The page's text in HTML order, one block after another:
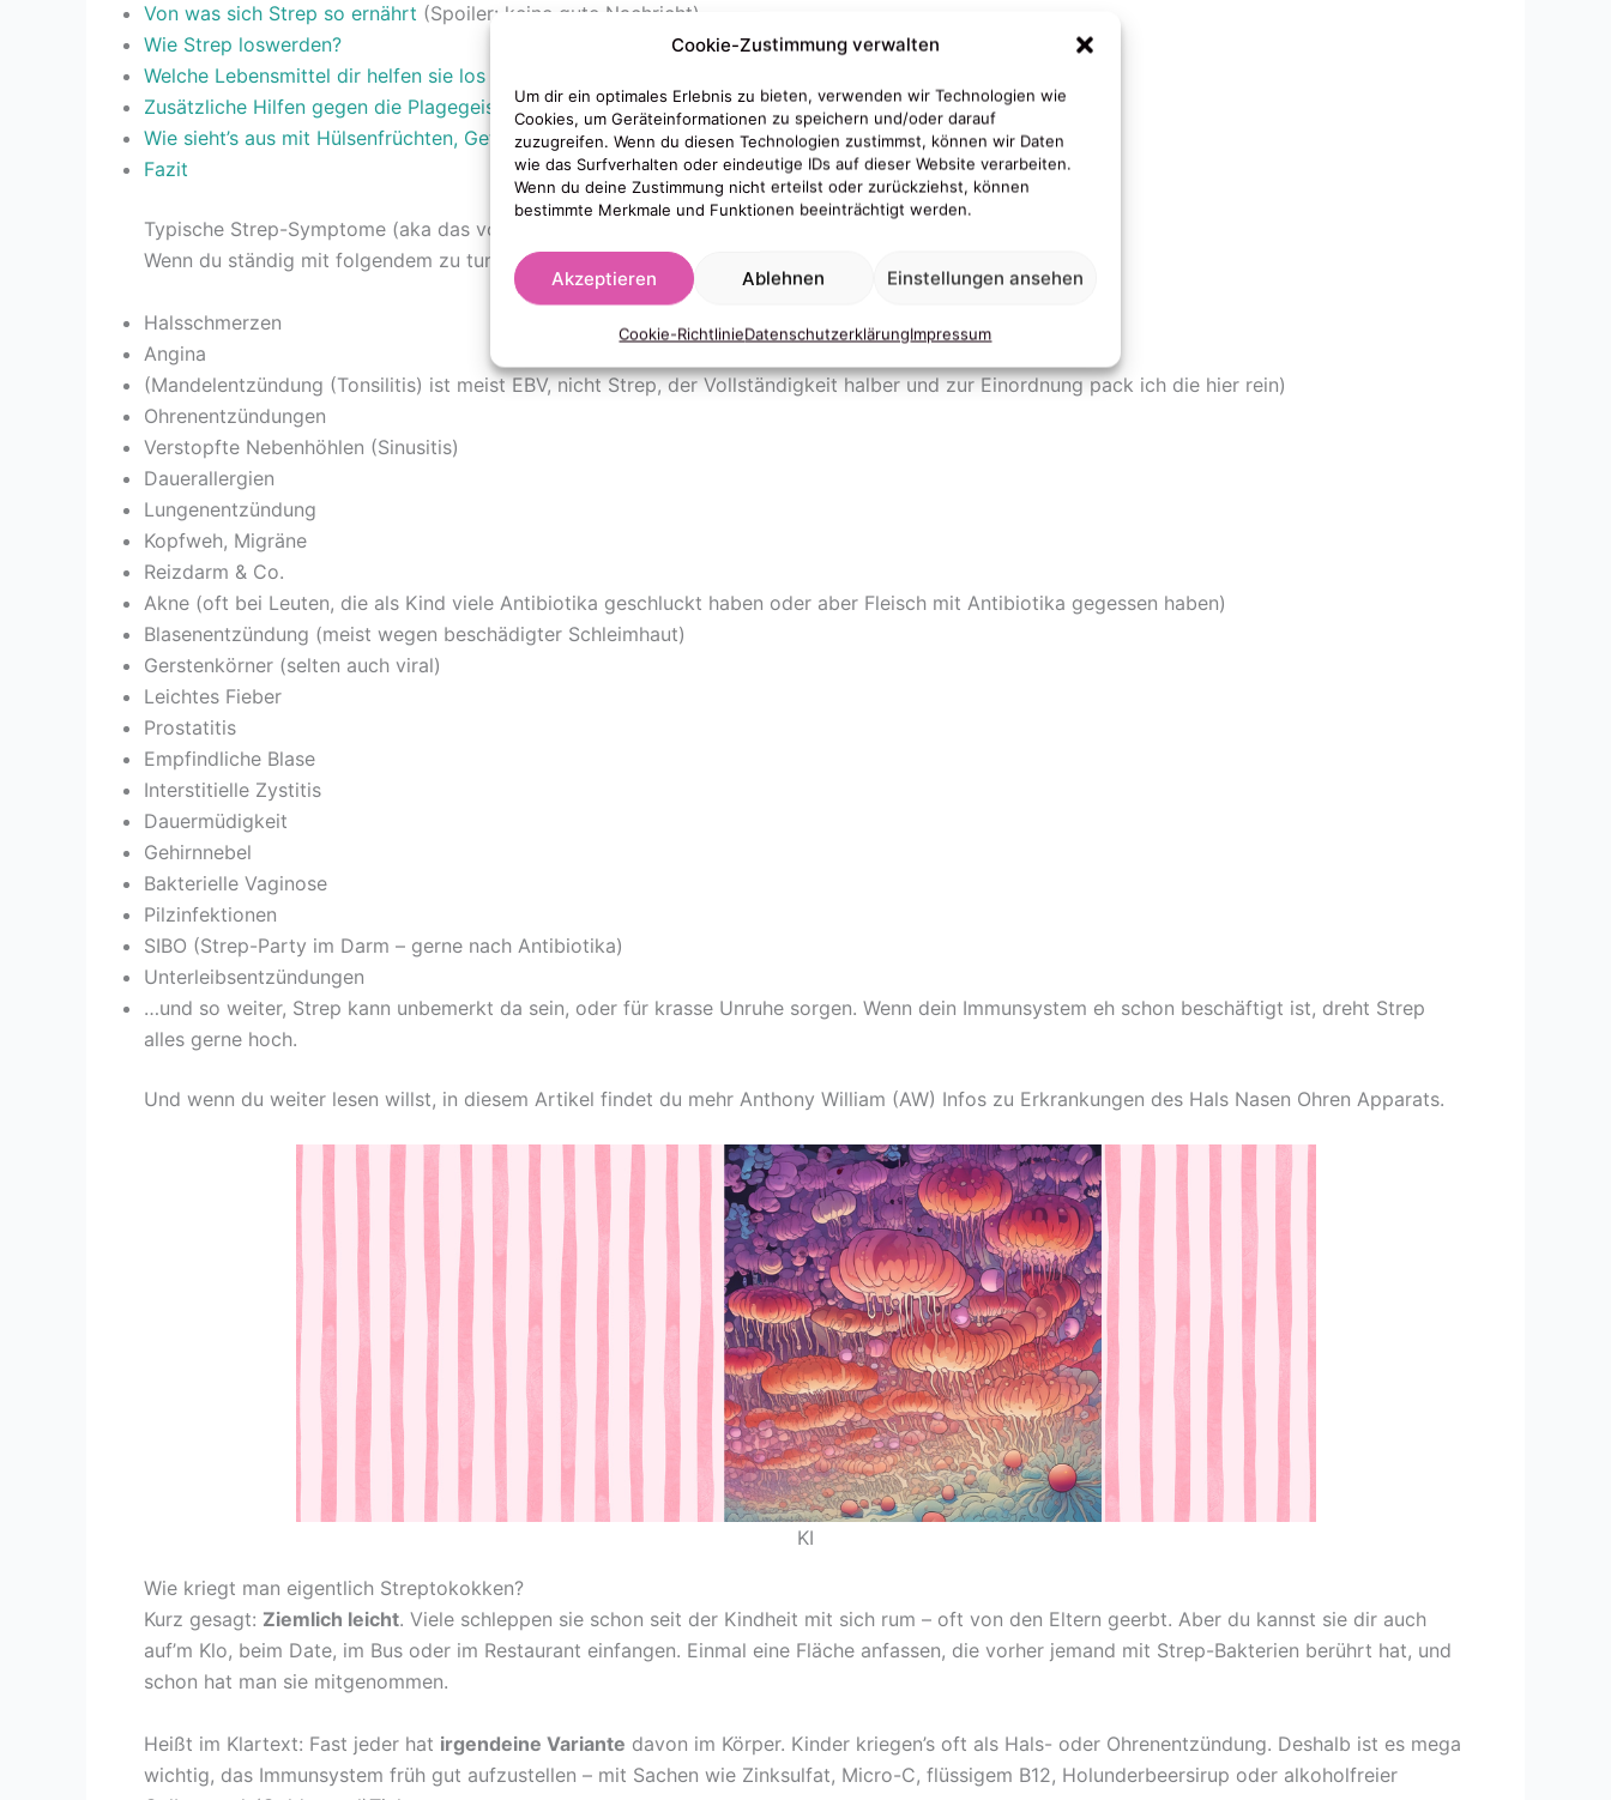
Cookie-Zustimmung verwalten
Um dir ein optimales Erlebnis zu bieten, verwenden wir Technologien wie
Cookies, um Geräteinformationen zu speichern und/oder darauf
zuzugreifen. Wenn du diesen Technologien zustimmst, können wir Daten
wie das Surfverhalten oder eindeutige IDs auf dieser Website verarbeiten.
Wenn du deine Zustimmung nicht erteilst oder zurückziehst, können
bestimmte Merkmale und Funktionen beeinträchtigt werden.
Akzeptieren Ablehnen Einstellungen ansehen
Cookie-RichtlinieDatenschutzerklärungImpressum
Von was sich Strep so ernährt (Spoiler: keine gute Nachricht)
Wie Strep loswerden?
Welche Lebensmittel dir helfen sie los zu werden
Zusätzliche Hilfen gegen die Plagegeister
Wie sieht’s aus mit Hülsenfrüchten, Getreide & Fett?
Fazit
Typische Strep-Symptome (aka das volle Programm)
Wenn du ständig mit folgendem zu tun hast, könnte Strep dahinterstecken:
Halsschmerzen
Angina
(Mandelentzündung (Tonsilitis) ist meist EBV, nicht Strep, der Vollständigkeit halber und zur Einordnung pack ich die hier rein)
Ohrenentzündungen
Verstopfte Nebenhöhlen (Sinusitis)
Dauerallergien
Lungenentzündung
Kopfweh, Migräne
Reizdarm & Co.
Akne (oft bei Leuten, die als Kind viele Antibiotika geschluckt haben oder aber Fleisch mit Antibiotika gegessen haben)
Blasenentzündung (meist wegen beschädigter Schleimhaut)
Gerstenkörner (selten auch viral)
Leichtes Fieber
Prostatitis
Empfindliche Blase
Interstitielle Zystitis
Dauermüdigkeit
Gehirnnebel
Bakterielle Vaginose
Pilzinfektionen
SIBO (Strep-Party im Darm – gerne nach Antibiotika)
Unterleibsentzündungen
…und so weiter, Strep kann unbemerkt da sein, oder für krasse Unruhe sorgen. Wenn dein Immunsystem eh schon beschäftigt ist, dreht Strep
alles gerne hoch.
Und wenn du weiter lesen willst, in diesem Artikel findet du mehr Anthony William (AW) Infos zu Erkrankungen des Hals Nasen Ohren Apparats.
KI
Wie kriegt man eigentlich Streptokokken?
Kurz gesagt: Ziemlich leicht. Viele schleppen sie schon seit der Kindheit mit sich rum – oft von den Eltern geerbt. Aber du kannst sie dir auch
auf’m Klo, beim Date, im Bus oder im Restaurant einfangen. Einmal eine Fläche anfassen, die vorher jemand mit Strep-Bakterien berührt hat, und
schon hat man sie mitgenommen.
Heißt im Klartext: Fast jeder hat irgendeine Variante davon im Körper. Kinder kriegen’s oft als Hals- oder Ohrenentzündung. Deshalb ist es mega
wichtig, das Immunsystem früh gut aufzustellen – mit Sachen wie Zinksulfat, Micro-C, flüssigem B12, Holunderbeersirup oder alkoholfreier